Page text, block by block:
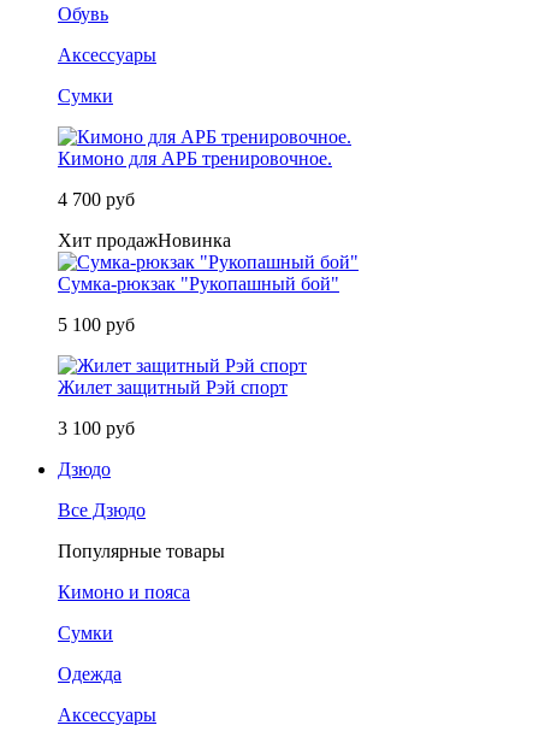
Обувь
Аксессуары
Сумки
Кимоно для АРБ тренировочное.
4 700 руб
Хит продажНовинка
Сумка-рюкзак "Рукопашный бой"
5 100 руб
Жилет защитный Рэй спорт
3 100 руб
Дзюдо
Все Дзюдо
Популярные товары
Кимоно и пояса
Сумки
Одежда
Аксессуары